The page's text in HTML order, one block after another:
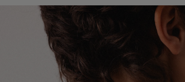
Global Express (Poczta Polska).
doręczenia wynosi od 3 do 20 dni
Szczegółowe informacje dotyczące
metod wysyłki oraz orientacyjnych
znajdziesz w tabeli.
zakładać ją jako ostatni element stylizacji.
Chroń biżuterię przed kontaktem z
środkami czystości oraz preparatami
stosowanymi na skórę, które mogą
pozłocenia i wygląd metalu.